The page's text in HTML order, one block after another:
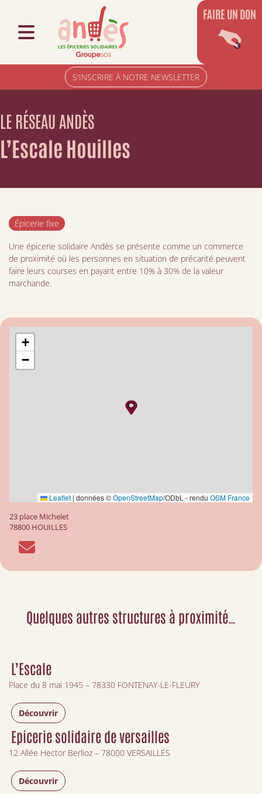
S'INSCRIRE À NOTRE NEWSLETTER
FAIRE UN DON
LE RÉSEAU ANDÈS
L’Escale Houilles
Épicerie fixe
Une épicerie solidaire Andès se présente comme un commerce
de proximité où les personnes en situation de précarité peuvent
faire leurs courses en payant entre 10% à 30% de la valeur
marchande.
+
−
Leaflet | données ©OpenStreetMap/ODbL - rendu OSM France
23 place Michelet
78800 HOUILLES
Quelques autres structures à proximité…
L’Escale
Place du 8 mai 1945 – 78330 FONTENAY-LE-FLEURY
Découvrir
Epicerie solidaire de versailles
12 Allée Hector Berlioz – 78000 VERSAILLES
Découvrir